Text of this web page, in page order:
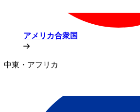
アメリカ合衆国​​
中東・アフリカ​​